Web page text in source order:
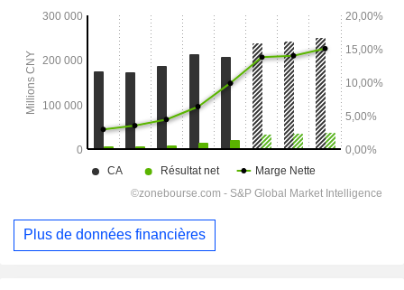
Plus de données financières